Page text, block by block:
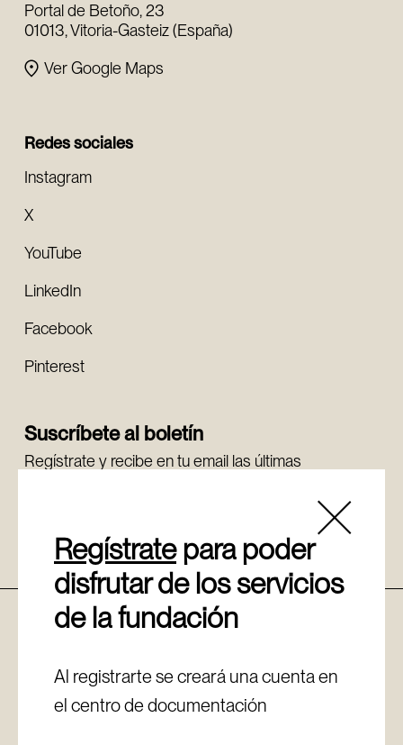
Regístratepara poder
disfrutar de los servicios
de la fundación
Al registrarte se creará una cuenta en
el centro de documentación
Portal de Betoño, 23
01013, Vitoria-Gasteiz (España)
Ver Google Maps
Redes sociales
Instagram
X
YouTube
LinkedIn
Facebook
Pinterest
Suscríbete al boletín
Regístrate y recibe en tu email las últimas
Política de cookies
Política de privacidad